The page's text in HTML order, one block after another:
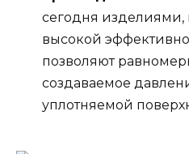
сегодня изделиями,
высокой
позволяют
создаваемое
уплотняемой